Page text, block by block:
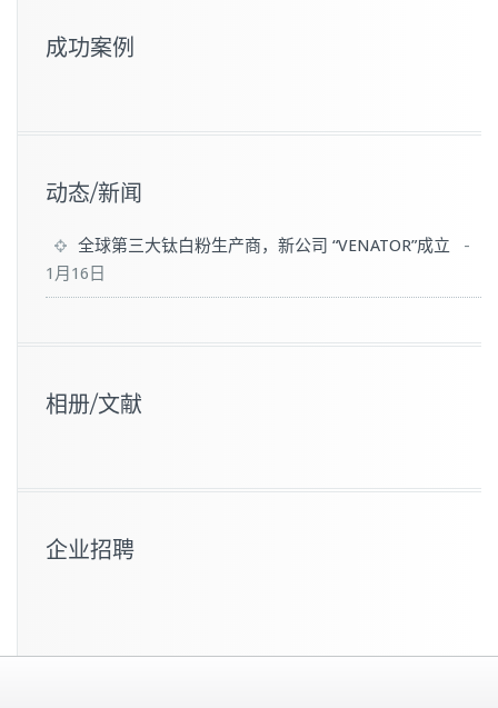
成功案例
动态/新闻
全球第三大钛白粉生产商，新公司 “VENATOR”成立
-
1月16日
相册/文献
企业招聘